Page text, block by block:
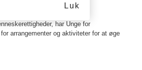
har Unge for
arrangementer og aktiviteter for at øge
Luk